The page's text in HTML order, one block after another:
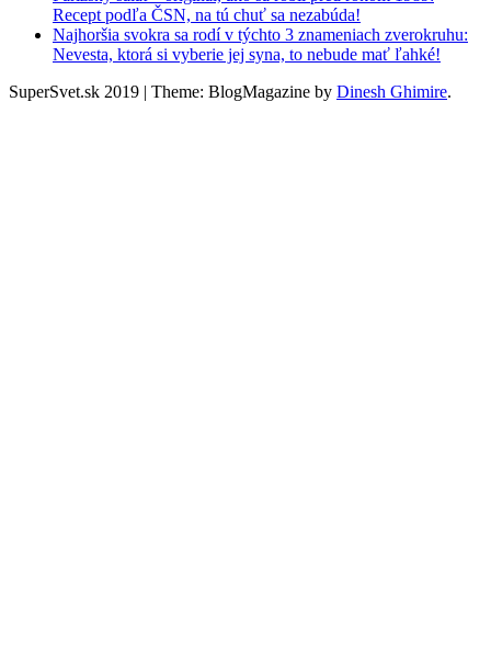
Recept podľa ČSN, na tú chuť sa nezabúda!
Najhoršia svokra sa rodí v týchto 3 znameniach zverokruhu:
Nevesta, ktorá si vyberie jej syna, to nebude mať ľahké!
SuperSvet.sk 2019 | Theme: BlogMagazine by Dinesh Ghimire.